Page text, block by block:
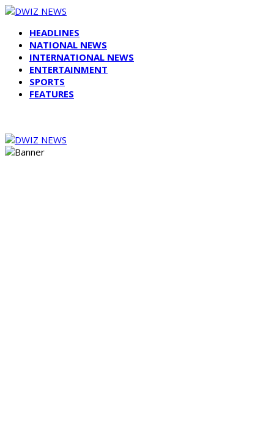
HEADLINES
NATIONAL NEWS
INTERNATIONAL NEWS
ENTERTAINMENT
SPORTS
FEATURES